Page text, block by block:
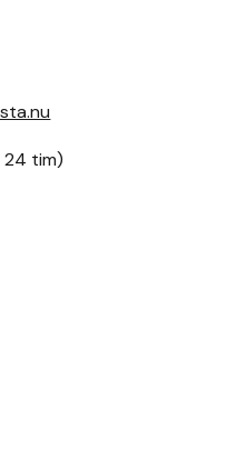
24 tim)